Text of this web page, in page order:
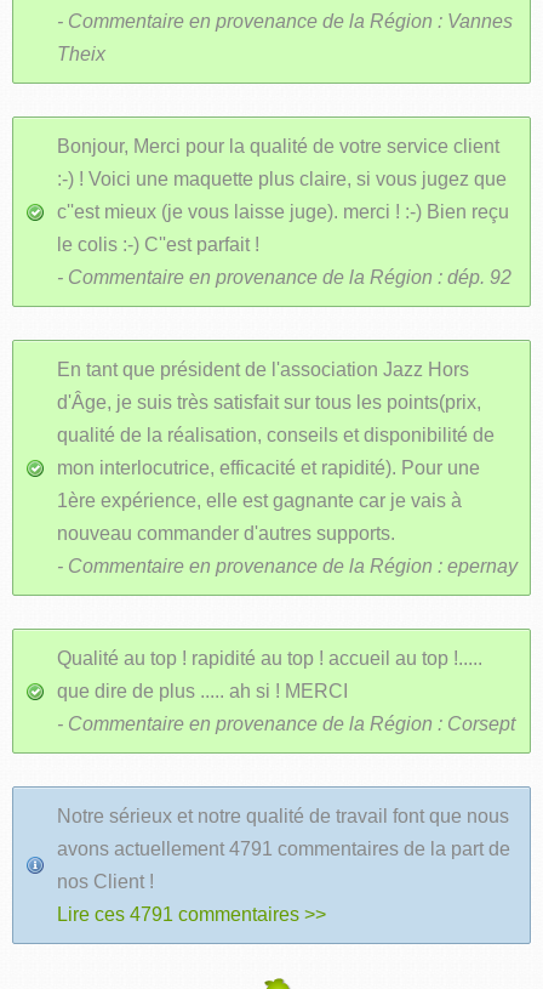
- Commentaire en provenance de la Région : Vannes
Theix
Bonjour, Merci pour la qualité de votre service client
:-) ! Voici une maquette plus claire, si vous jugez que
c''est mieux (je vous laisse juge). merci ! :-) Bien reçu
le colis :-) C''est parfait !
- Commentaire en provenance de la Région : dép. 92
En tant que président de l'association Jazz Hors
d'Âge, je suis très satisfait sur tous les points(prix,
qualité de la réalisation, conseils et disponibilité de
mon interlocutrice, efficacité et rapidité). Pour une
1ère expérience, elle est gagnante car je vais à
nouveau commander d'autres supports.
- Commentaire en provenance de la Région : epernay
Qualité au top ! rapidité au top ! accueil au top !.....
que dire de plus ..... ah si ! MERCI
- Commentaire en provenance de la Région : Corsept
Notre sérieux et notre qualité de travail font que nous
avons actuellement 4791 commentaires de la part de
nos Client !
Lire ces 4791 commentaires >>